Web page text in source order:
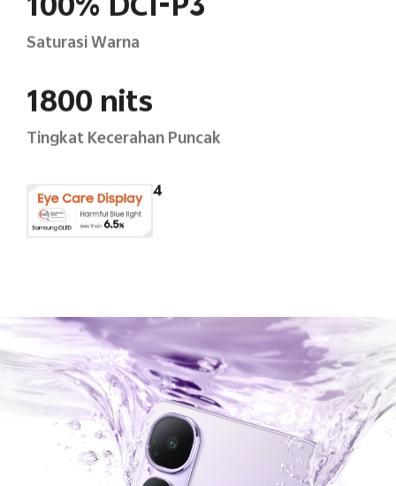
Saturasi Warna
1800 nits
Tingkat Kecerahan Puncak
4